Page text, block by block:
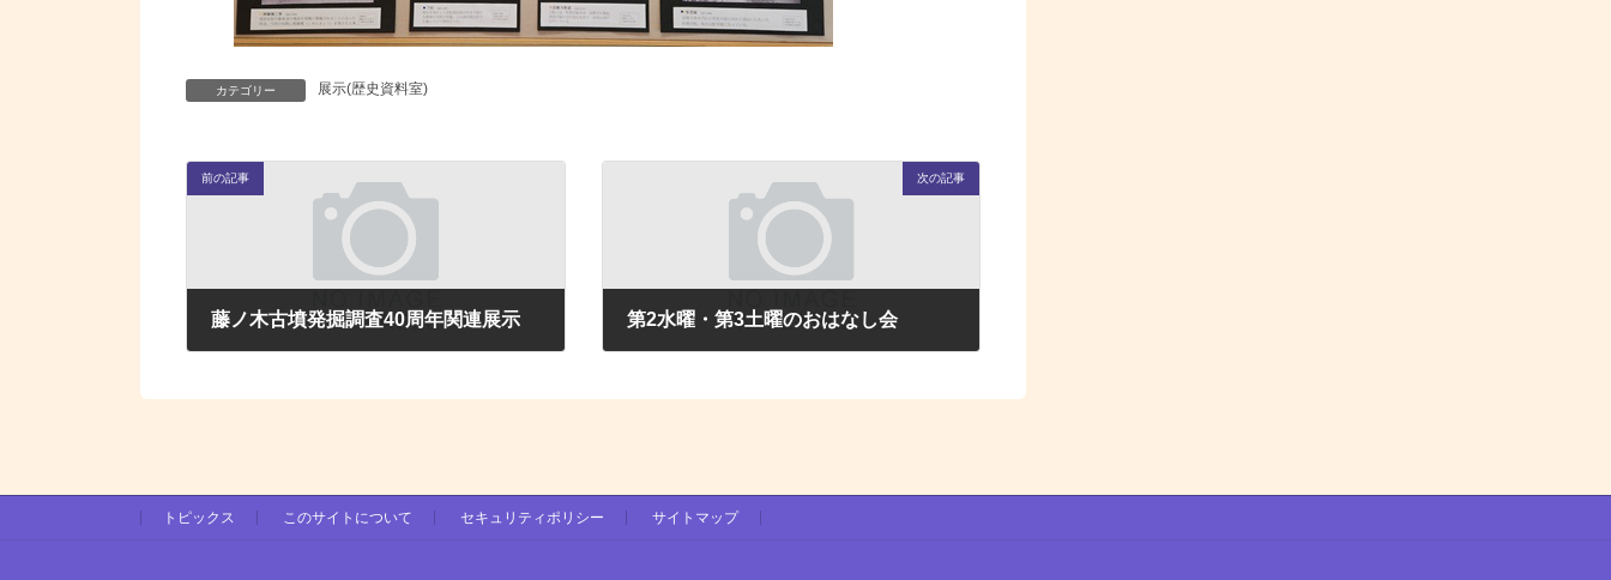
カテゴリー 展示(歴史資料室)
前の記事
藤ノ木古墳発掘調査40周年関連展示
次の記事
第2水曜・第3土曜のおはなし会
トピックス このサイトについて セキュリティポリシー サイトマップ